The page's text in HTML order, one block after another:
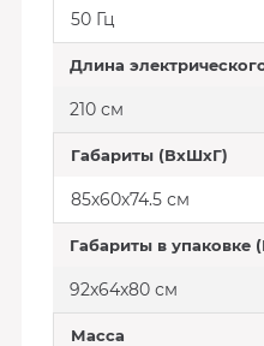
50 Гц
Длина
210 см
Габариты (ВхШхГ)
85х60х74.5 см
Габариты в упаковке
92x64x80 см
Масса